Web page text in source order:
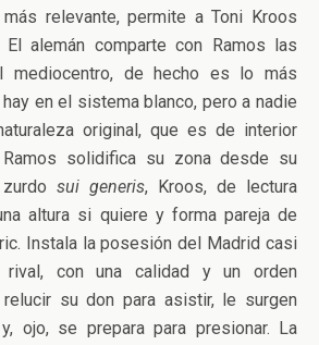
relevante, permite a Toni Kroos
alemán comparte con Ramos las
mediocentro, de hecho es lo más
en el sistema blanco, pero a nadie
original, que es de interior
Ramos solidifica su zona desde su
sui generis, Kroos, de lectura
altura si quiere y forma pareja de
Instala la posesión del Madrid casi
con una calidad y un orden
su don para asistir, le surgen
ojo, se prepara para presionar. La